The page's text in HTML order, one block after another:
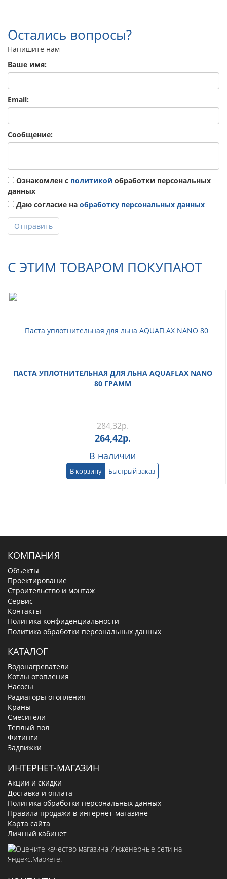
Остались вопросы?
Напишите нам
Ваше имя:
Email:
Сообщение:
Ознакомлен с политикой обработки персональных
данных
Даю согласие на обработку персональных данных
Отправить
С ЭТИМ ТОВАРОМ ПОКУПАЮТ
ПАСТА УПЛОТНИТЕЛЬНАЯ ДЛЯ ЛЬНА AQUAFLAX NANO
80 ГРАММ
284,32р.
264,42р.
В наличии
В корзину Быстрый заказ
КОМПАНИЯ
Объекты
Проектирование
Строительство и монтаж
Сервис
Контакты
Политика конфиденциальности
Политика обработки персональных данных
КАТАЛОГ
Водонагреватели
Котлы отопления
Насосы
Радиаторы отопления
Краны
Смесители
Теплый пол
Фитинги
Задвижки
ИНТЕРНЕТ-МАГАЗИН
Акции и скидки
Доставка и оплата
Политика обработки персональных данных
Правила продажи в интернет-магазине
Карта сайта
Личный кабинет